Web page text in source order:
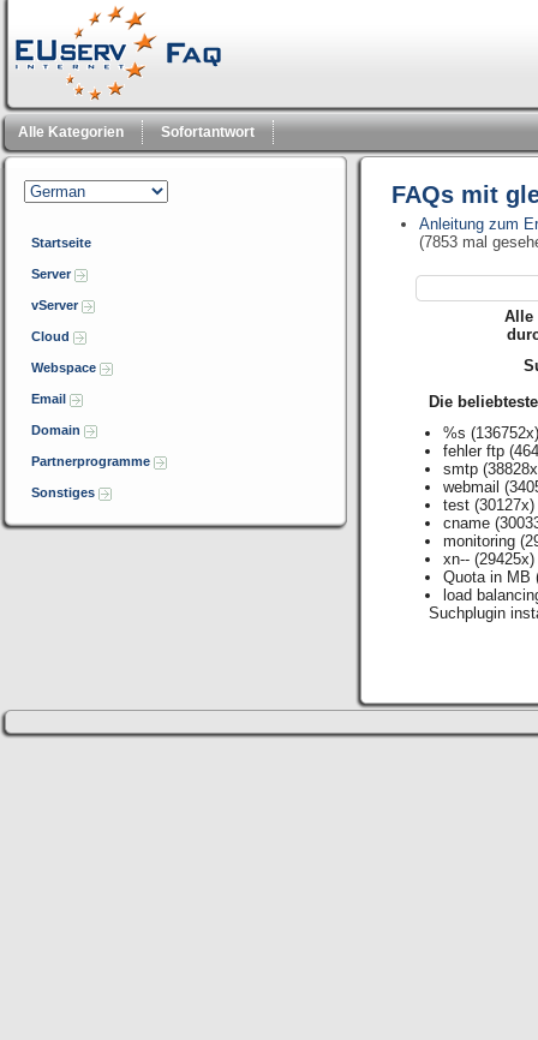
Alle Kategorien Sofortantwort
Startseite
Server
vServer
Cloud
Webspace
Email
Domain
Partnerprogramme
Sonstiges
FAQs mit
Anleitung zum
(7853 mal
Alle
Die
%s
fehler ftp
smtp
webmail
test (30127x)
cname
monitoring
xn-- (29425x)
Quota in MB
load
Suchplugin